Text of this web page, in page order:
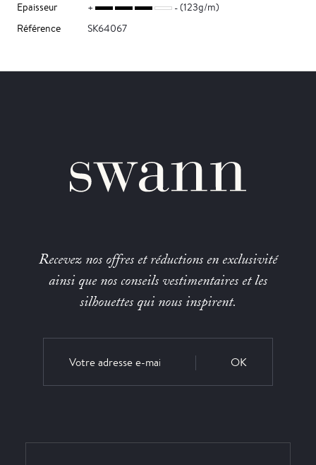
Epaisseur
(123g/m)
Référence
SK64067
Recevez nos offres et réductions en exclusivité
ainsi que nos conseils vestimentaires et les
silhouettes qui nous inspirent.
OK